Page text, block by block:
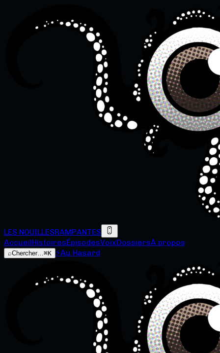
LES NOUILLESRAMPANTES
AccueilHistoiresÉpisodesVoixDossiersÀ propos
⌕Chercher…⌘K ⚡Au Hasard